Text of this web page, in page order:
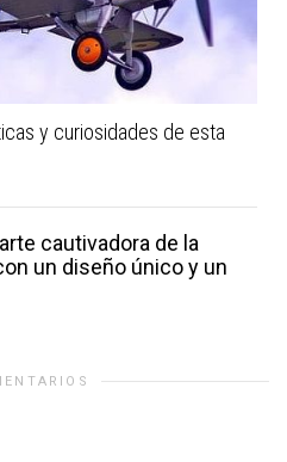
y curiosidades de esta
cautivadora de la
un diseño único y un